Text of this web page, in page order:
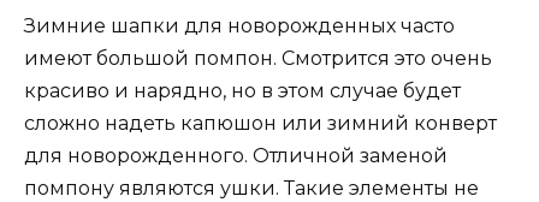
Зимние шапки для новорожденных часто
имеют большой помпон. Смотрится это очень
красиво и нарядно, но в этом случае будет
сложно надеть капюшон или зимний конверт
для новорожденного. Отличной заменой
помпону являются ушки. Такие элементы не